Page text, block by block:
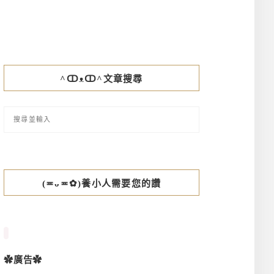
^ↀᴥↀ^文章搜尋
(≖ᴗ≖✿)養小人需要您的讚
✿廣告✿